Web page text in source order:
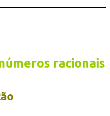
racionais